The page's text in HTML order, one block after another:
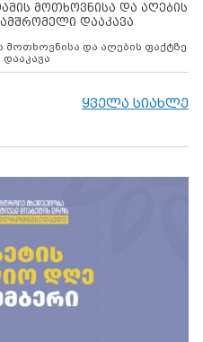
მოთხოვნისა და აღების
დააკავა
ყველა სიახლე